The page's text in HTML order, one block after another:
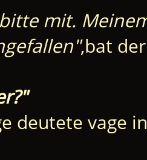
mit.
,bat
deutete vage